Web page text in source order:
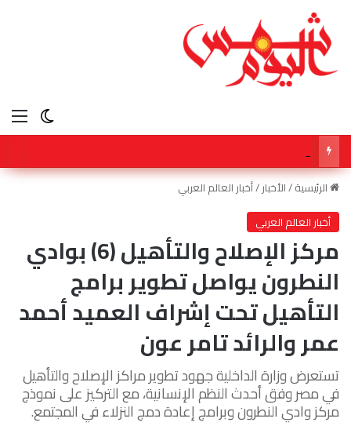
الرئيسية/الأخبار/أخبار العالم العربي
أخبار العالم العربي
مركز الإصلاح والتأهيل (6) بوادي
النطرون يواصل تطوير برامج
التأهيل تحت إشراف العميد أحمد
عمر والرائد تامر عون
تستعرض وزارة الداخلية جهود تطوير مراكز الإصلاح والتأهيل
في مصر وفق أحدث النظم الإنسانية، مع التركيز على نموذج
مركز وادي النطرون وبرامج إعادة دمج النزلاء في المجتمع.